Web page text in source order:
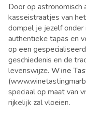
Door op astronomisch
kasseistraatjes van
dompel je jezelf onder
authentieke tapas en
op een
geschiedenis en de
levenswijze. Wine
speciaal op maat van
rijkelijk zal vloeien.